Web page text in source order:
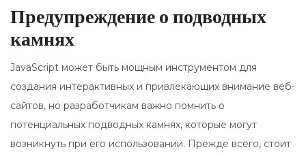
Предупреждение о подводных
камнях
JavaScript может быть мощным инструментом для
создания интерактивных и привлекающих внимание веб-
сайтов, но разработчикам важно помнить о
потенциальных подводных камнях, которые могут
возникнуть при его использовании. Прежде всего, стоит